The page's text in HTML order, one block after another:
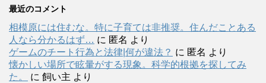
最近のコメント
相模原には住むな。特に子育ては非推奨。住んだことある
人なら分かるはず… に 匿名 より
ゲームのチート行為と法律|何が違法？ に 匿名 より
懐かしい場所で眩暈がする現象。科学的根拠を探してみ
た。
に 飼い主 より